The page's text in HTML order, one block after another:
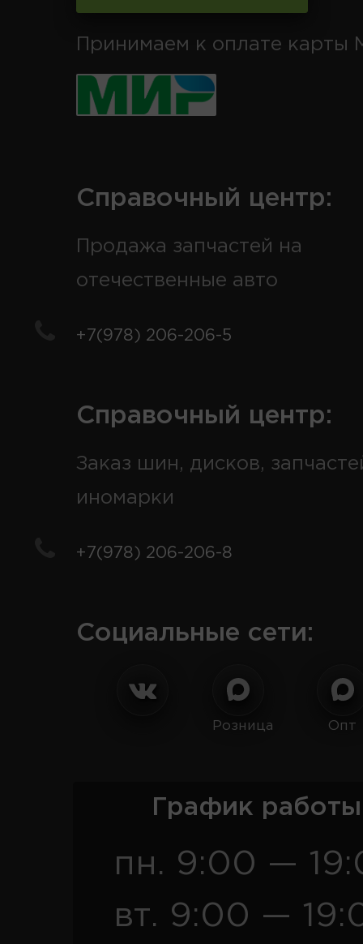
Принимаем к оплате карты
Справочный центр:
Продажа запчастей на
отечественные авто
+7(978) 206-206-5
Справочный центр:
Заказ шин, дисков,
иномарки
+7(978) 206-206-8
Социальные сети:
Розница Опт
График
пн. 9:00 —
вт. 9:00 —